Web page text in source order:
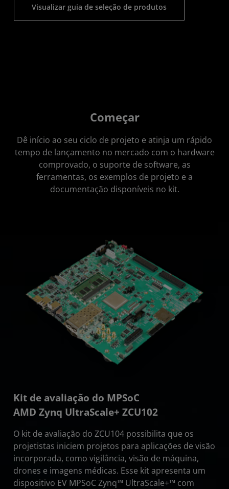
Visualizar guia de seleção de produtos
Começar
Dê início ao seu ciclo de projeto e atinja um rápido
tempo de lançamento no mercado com o hardware
comprovado, o suporte de software, as
ferramentas, os exemplos de projeto e a
documentação disponíveis no kit.
Kit de avaliação do MPSoC
AMD Zynq UltraScale+ ZCU102
O kit de avaliação do ZCU104 possibilita que os
projetistas iniciem projetos para aplicações de visão
incorporada, como vigilância, visão de máquina,
drones e imagens médicas. Esse kit apresenta um
dispositivo EV MPSoC Zynq™ UltraScale+™ com